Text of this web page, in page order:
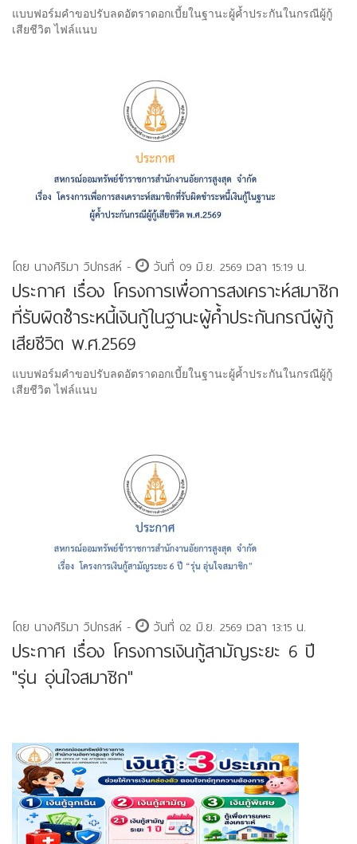
แบบฟอร์มคำขอปรับลดอัตราดอกเบี้ยในฐานะผู้ค้ำประกันในกรณีผู้กู้
เสียชีวิต ไฟล์แนบ
โดย นางศิริมา วิปกรสห์ - วันที่ 09 มิ.ย. 2569 เวลา 15:19 น.
ประกาศ เรื่อง โครงการเพื่อการสงเคราะห์สมาชิก
ที่รับผิดชำระหนี้เงินกู้ในฐานะผู้ค้ำประกันกรณีผู้กู้
เสียชีวิต พ.ศ.2569
แบบฟอร์มคำขอปรับลดอัตราดอกเบี้ยในฐานะผู้ค้ำประกันในกรณีผู้กู้
เสียชีวิต ไฟล์แนบ
โดย นางศิริมา วิปกรสห์ - วันที่ 02 มิ.ย. 2569 เวลา 13:15 น.
ประกาศ เรื่อง โครงการเงินกู้สามัญระยะ 6 ปี
"รุ่น อุ่นใจสมาชิก"